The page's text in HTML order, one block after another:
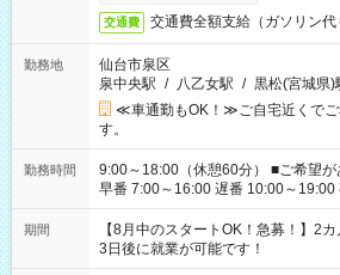
交通費 交通費全額支給（ガソリン代
勤務地
仙台市泉区
泉中央駅 / 八乙女駅 / 黒松(宮城県)
≪車通勤もOK！≫ご自宅近くでご
す。
勤務時間
9:00～18:00（休憩60分） ■ご希望があれば下記シフトもOK！
早番 7:00～16:00 遅番 10:00～19:00 夜
と休みを合わせたい」 「余裕を持っ
「できれば残業はしたくない」 な
ね。 ※Wワーク希望の方へ 今ご覧のお仕事で希望する勤務時間
と、もう1つのお仕事の勤務時間。
期間
【8月中のスタートOK！急募！】2
3日後に就業が可能です！